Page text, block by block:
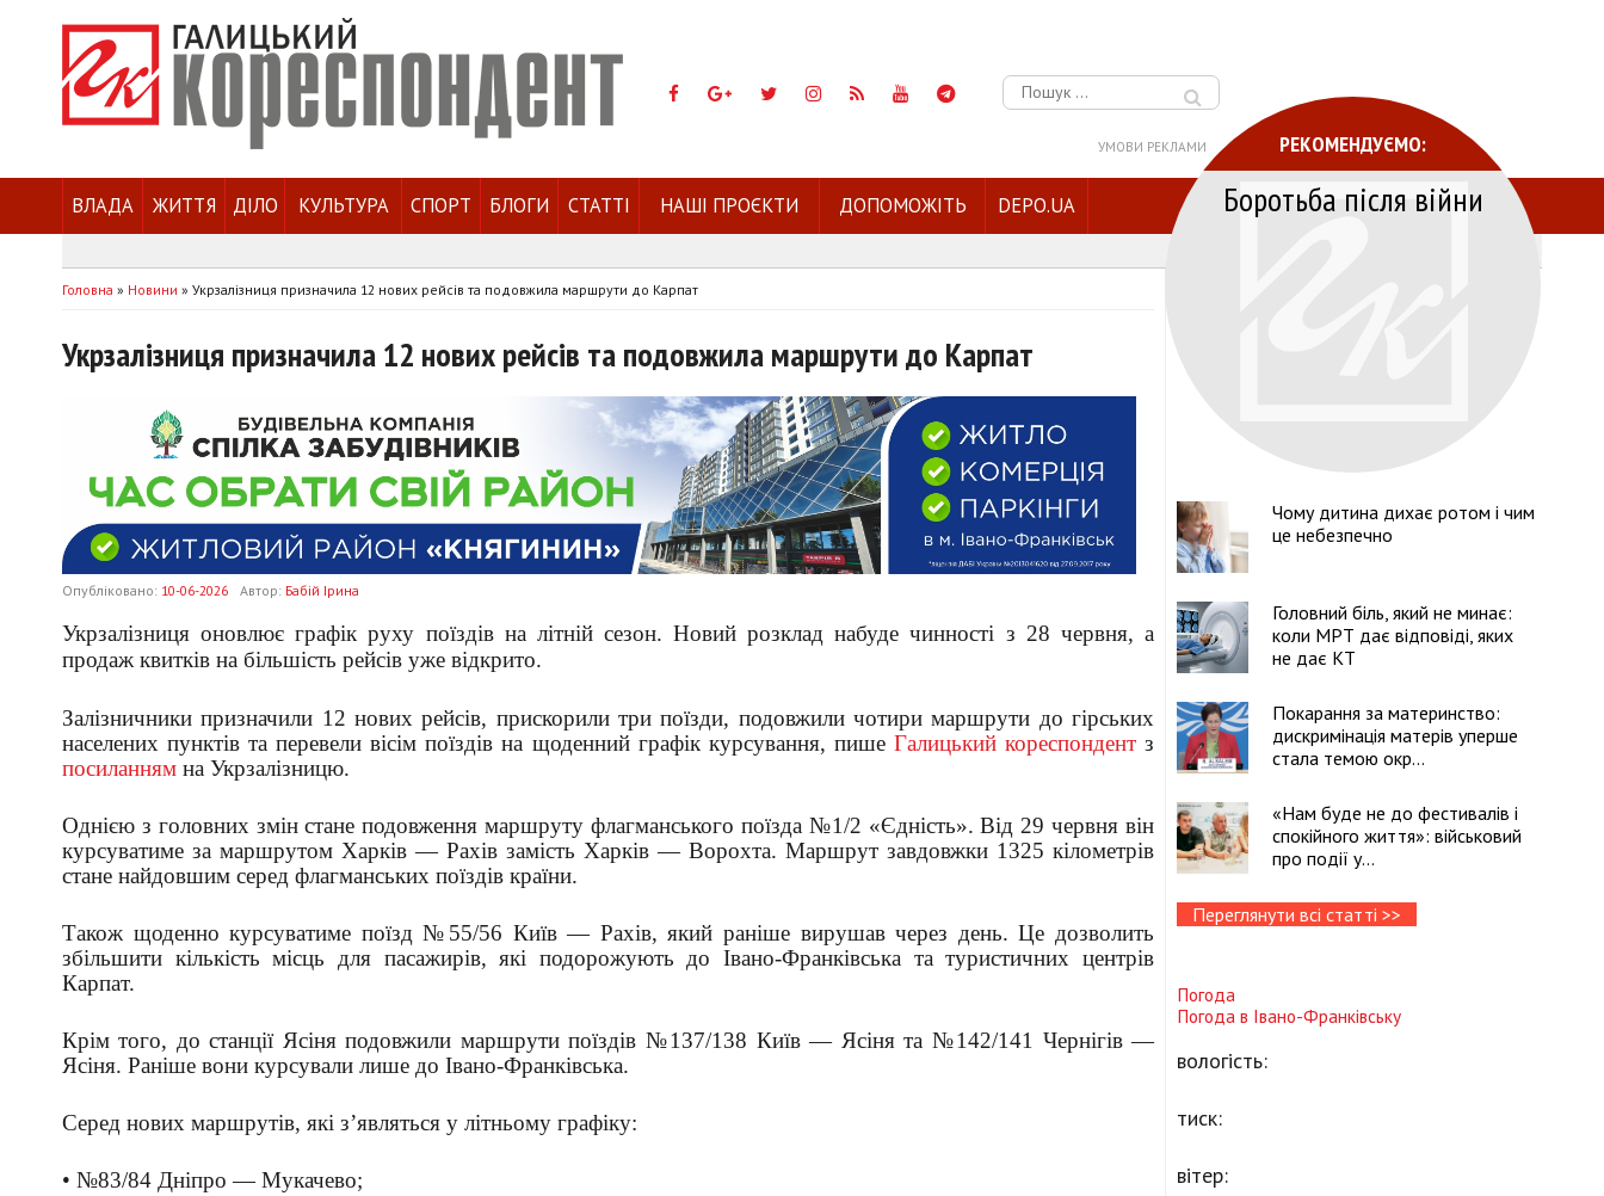
Пошук:
УМОВИ РЕКЛАМИ
ВЛАДА ЖИТТЯ ДІЛО КУЛЬТУРА СПОРТ БЛОГИ СТАТТІ НАШІ ПРОЄКТИ ДОПОМОЖІТЬ DEPO.UA
Головна » Новини » Укрзалізниця призначила 12 нових рейсів та подовжила маршрути до Карпат
Укрзалізниця призначила 12 нових рейсів та подовжила маршрути до Карпат
Опубліковано: 10-06-2026 Автор: Бабій Ірина
Укрзалізниця оновлює графік руху поїздів на літній сезон. Новий розклад набуде чинності з 28 червня, а
продаж квитків на більшість рейсів уже відкрито.
Залізничники призначили 12 нових рейсів, прискорили три поїзди, подовжили чотири маршрути до гірських
населених пунктів та перевели вісім поїздів на щоденний графік курсування, пише Галицький кореспондентз
посиланням на Укрзалізницю.
Однією з головних змін стане подовження маршруту флагманського поїзда №1/2 «Єдність». Від 29 червня він
курсуватиме за маршрутом Харків — Рахів замість Харків — Ворохта. Маршрут завдовжки 1325 кілометрів
стане найдовшим серед флагманських поїздів країни.
Також щоденно курсуватиме поїзд №55/56 Київ — Рахів, який раніше вирушав через день. Це дозволить
збільшити кількість місць для пасажирів, які подорожують до Івано-Франківська та туристичних центрів
Карпат.
Крім того, до станції Ясіня подовжили маршрути поїздів №137/138 Київ — Ясіня та №142/141 Чернігів —
Ясіня. Раніше вони курсували лише до Івано-Франківська.
Серед нових маршрутів, які з’являться у літньому графіку:
• №83/84 Дніпро — Мукачево;
РЕКОМЕНДУЄМО:
Боротьба після війни
Чому дитина дихає ротом і чим
це небезпечно
Головний біль, який не минає:
коли МРТ дає відповіді, яких
не дає КТ
Покарання за материнство:
дискримінація матерів уперше
стала темою окр...
«Нам буде не до фестивалів і
спокійного життя»: військовий
про події у...
Переглянути всі статті >>
Погода
Погода в Івано-Франківську
вологість:
тиск:
вітер: